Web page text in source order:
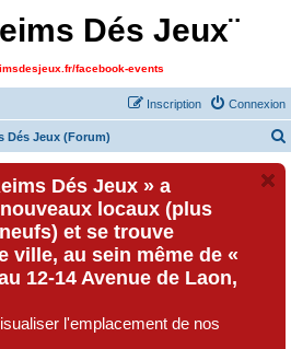
Dés Jeux¨
facebook-events
Connexion
Inscription
Dés Jeux (Forum)
Dés Jeux » a
locaux (plus
et se trouve
ville, au sein même de «
12-14 Avenue de Laon,
l'emplacement de nos